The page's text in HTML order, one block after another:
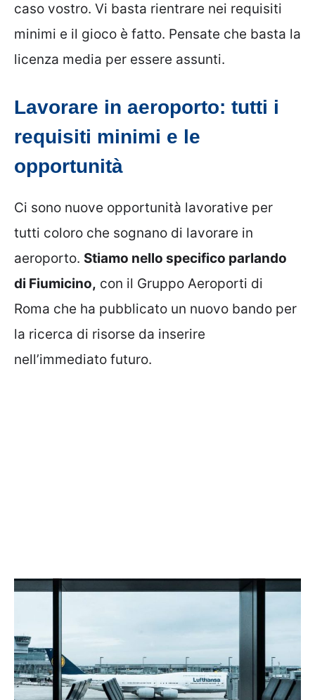
caso vostro. Vi basta rientrare nei requisiti
minimi e il gioco è fatto. Pensate che basta la
licenza media per essere assunti.
Lavorare in aeroporto: tutti i
requisiti minimi e le
opportunità
Ci sono nuove opportunità lavorative per
tutti coloro che sognano di lavorare in
aeroporto. Stiamo nello specifico parlando
di Fiumicino, con il Gruppo Aeroporti di
Roma che ha pubblicato un nuovo bando per
la ricerca di risorse da inserire
nell’immediato futuro.